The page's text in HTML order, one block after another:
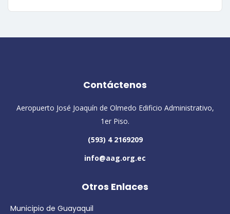
Contáctenos
Aeropuerto José Joaquín de Olmedo Edificio Administrativo,
1er Piso.
(593) 4 2169209
info@aag.org.ec
Otros Enlaces
Municipio de Guayaquil